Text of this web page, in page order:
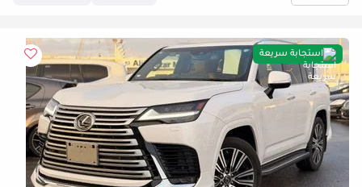
استجابة سريعة